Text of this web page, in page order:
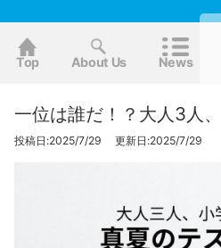
Top About Us News
一位は誰だ！？大人3人
投稿日:2025/7/29 更新日:2025/7/29